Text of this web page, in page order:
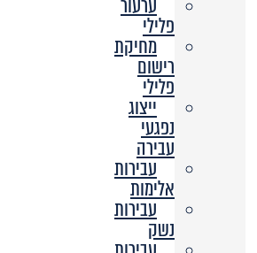
פלילי
מחיקת
רישום
פלילי
ייצוג
נפגעי
עבירה
עבירות
אלימות
עבירות
נשק